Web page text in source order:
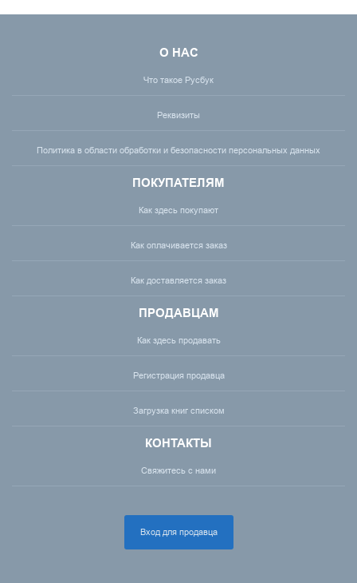
О НАС
Что такое Русбук
Реквизиты
Политика в области обработки и безопасности персональных данных
ПОКУПАТЕЛЯМ
Как здесь покупают
Как оплачивается заказ
Как доставляется заказ
ПРОДАВЦАМ
Как здесь продавать
Регистрация продавца
Загрузка книг списком
КОНТАКТЫ
Свяжитесь с нами
Вход для продавца